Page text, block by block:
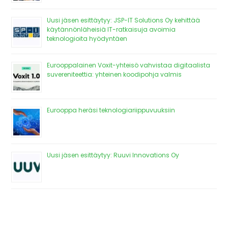
Uusi jäsen esittäytyy: JSP-IT Solutions Oy kehittää
käytännönläheisiä IT-ratkaisuja avoimia
teknologioita hyödyntäen
Eurooppalainen Voxit-yhteisö vahvistaa digitaalista
suvereniteettia: yhteinen koodipohja valmis
Eurooppa heräsi teknologiariippuvuuksiin
Uusi jäsen esittäytyy: Ruuvi Innovations Oy